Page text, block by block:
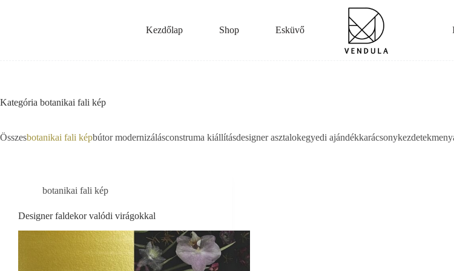
Kezdőlap Shop Esküvő
Kategória botanikai fali kép
Összesbotanikai fali képbútor modernizálásconstruma kiállításdesigner asztalokegyedi ajándékkarácsonykezdetek
botanikai fali kép
Designer faldekor valódi virágokkal